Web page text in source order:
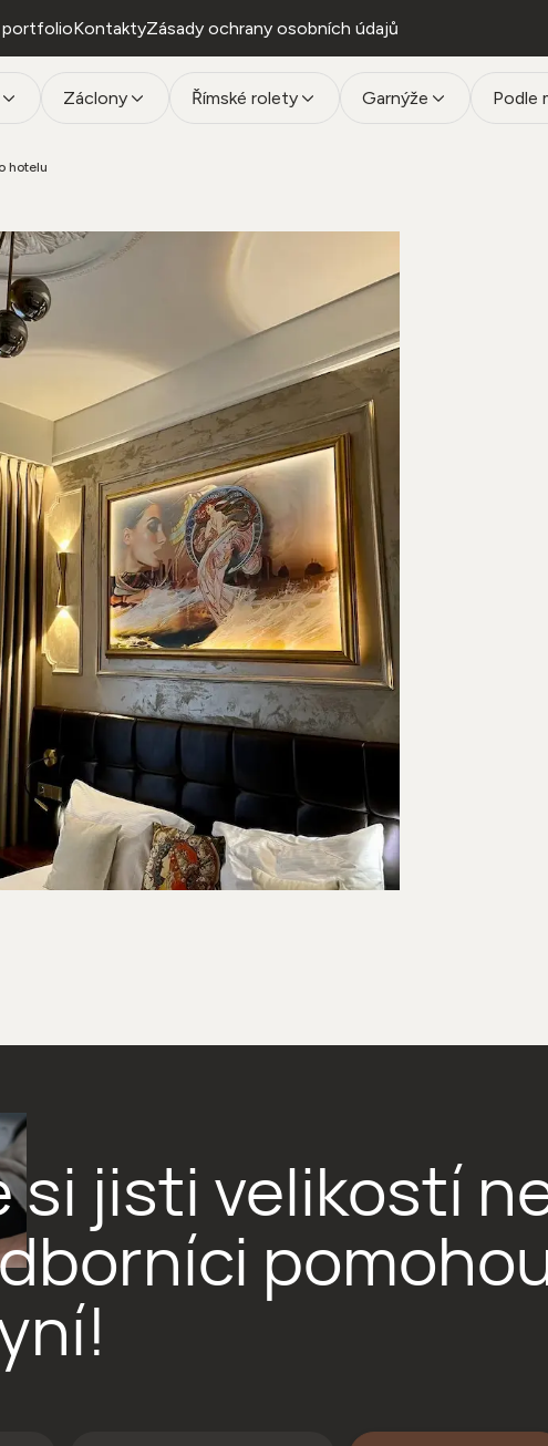
portfolioKontaktyZásady ochrany osobních údajů
Záclony Římské rolety Garnýže Podle
hotelu
si jisti velikostí